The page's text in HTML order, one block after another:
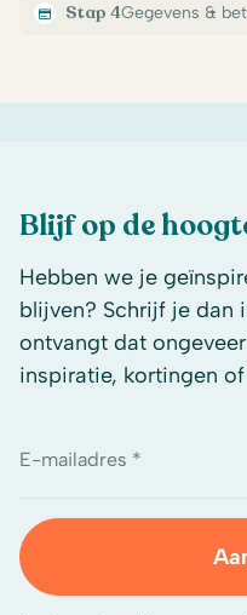
Stap 4Gegevens &
Blijf op de
Hebben we je
blijven? Schrijf je dan
ontvangt dat
inspiratie, kortingen
E-mailadres *